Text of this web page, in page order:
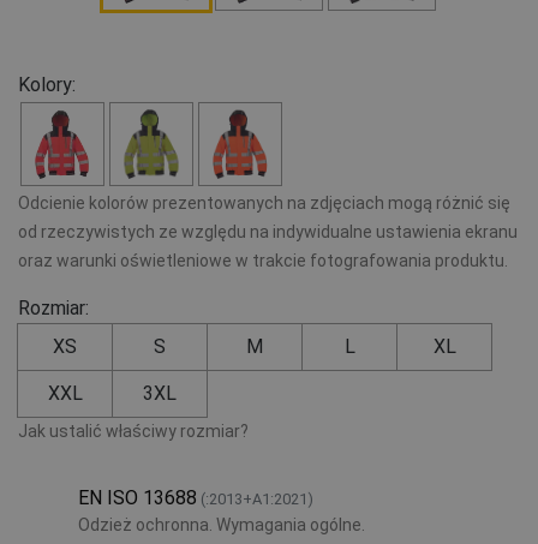
Kolory:
Odcienie kolorów prezentowanych na zdjęciach mogą różnić się
od rzeczywistych ze względu na indywidualne ustawienia ekranu
oraz warunki oświetleniowe w trakcie fotografowania produktu.
Rozmiar:
XS
S M L XL
XXL 3XL
Jak ustalić właściwy rozmiar?
EN ISO 13688 (:2013+A1:2021)
Odzież ochronna. Wymagania ogólne.